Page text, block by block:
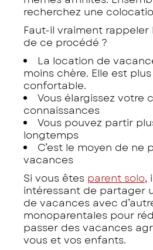
recherchez une
Faut-il vraiment
de ce procédé ?
La location de
moins chère. Elle est
confortable.
Vous élargissez votre
connaissances
Vous pouvez partir
longtemps
C’est le moyen de ne
vacances
Si vous êtes parent solo,
intéressant de partager
de vacances avec
monoparentales pour
passer des vacances
vous et vos enfants.